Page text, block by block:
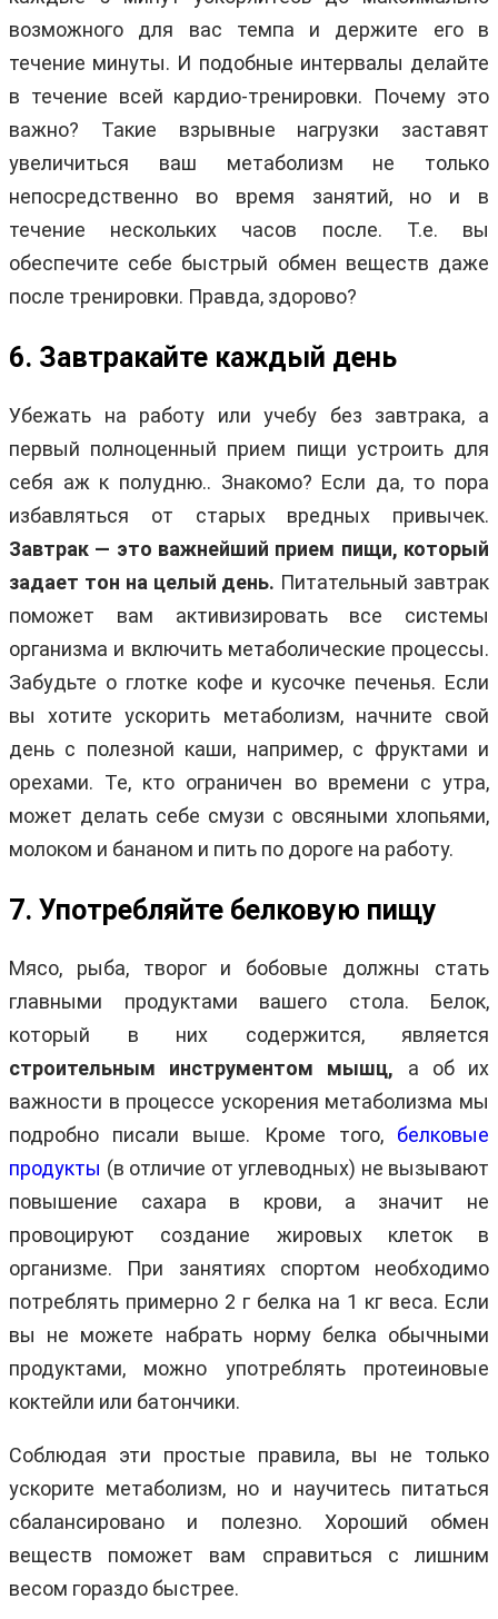
возможного для вас темпа и держите его в
течение минуты. И подобные интервалы делайте
в течение всей кардио-тренировки. Почему это
важно? Такие взрывные нагрузки заставят
увеличиться ваш метаболизм не только
непосредственно во время занятий, но и в
течение нескольких часов после. Т.е. вы
обеспечите себе быстрый обмен веществ даже
после тренировки. Правда, здорово?
6. Завтракайте каждый день
Убежать на работу или учебу без завтрака, а
первый полноценный прием пищи устроить для
себя аж к полудню.. Знакомо? Если да, то пора
избавляться от старых вредных привычек.
Завтрак — это важнейший прием пищи, который
задает тон на целый день. Питательный завтрак
поможет вам активизировать все системы
организма и включить метаболические процессы.
Забудьте о глотке кофе и кусочке печенья. Если
вы хотите ускорить метаболизм, начните свой
день с полезной каши, например, с фруктами и
орехами. Те, кто ограничен во времени с утра,
может делать себе смузи с овсяными хлопьями,
молоком и бананом и пить по дороге на работу.
7. Употребляйте белковую пищу
Мясо, рыба, творог и бобовые должны стать
главными продуктами вашего стола. Белок,
который в них содержится, является
строительным инструментом мышц, а об их
важности в процессе ускорения метаболизма мы
подробно писали выше. Кроме того, белковые
продукты (в отличие от углеводных) не вызывают
повышение сахара в крови, а значит не
провоцируют создание жировых клеток в
организме. При занятиях спортом необходимо
потреблять примерно 2 г белка на 1 кг веса. Если
вы не можете набрать норму белка обычными
продуктами, можно употреблять протеиновые
коктейли или батончики.
Соблюдая эти простые правила, вы не только
ускорите метаболизм, но и научитесь питаться
сбалансировано и полезно. Хороший обмен
веществ поможет вам справиться с лишним
весом гораздо быстрее.